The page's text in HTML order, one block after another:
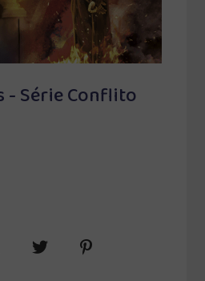
- Série Conflito